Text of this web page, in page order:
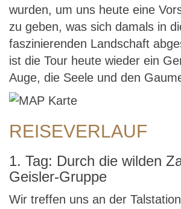
wurden, um uns heute eine
zu geben, was sich damals in
faszinierenden Landschaft
ist die Tour heute wieder ein
Auge, die Seele und den
REISEVERLAUF
1. Tag: Durch die wilden
Geisler-Gruppe
Wir treffen uns an der